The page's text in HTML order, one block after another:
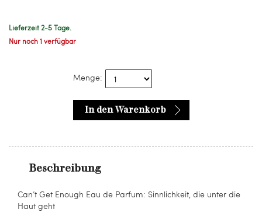
Lieferzeit 2-5 Tage.
Nur noch 1 verfügbar
Menge:
In den Warenkorb
Beschreibung
Can’t Get Enough Eau de Parfum: Sinnlichkeit, die unter die
Haut geht